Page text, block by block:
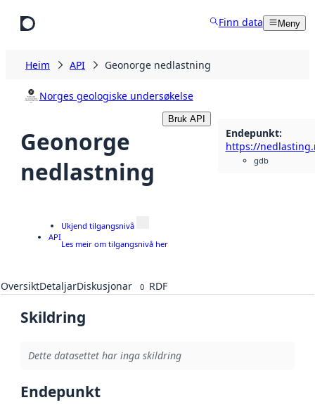
Finn data Meny
Heim API Geonorge nedlastning
Norges geologiske undersøkelse
Geonorge
nedlastning
Bruk API
Endepunkt:
https://
gdb
API
Ukjend tilgangsnivå
Les meir om tilgangsnivå her
OversiktDetaljarDiskusjonar 0 RDF
Skildring
Dette datasettet har inga skildring
Endepunkt